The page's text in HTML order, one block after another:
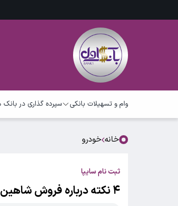
وام و تسهیلات بانکی سپرده گذاری در بانک
خانه خودرو
ثبت نام سایپا
۴ نکته درباره فروش شاهین و پارس‌نوآ به قیمت کارخانه